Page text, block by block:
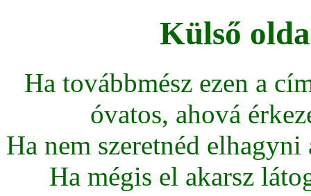
Külső
Ha továbbmész ezen a
óvatos, ahová
Ha nem szeretnéd
Ha mégis el akarsz